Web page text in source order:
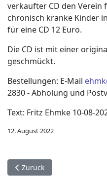
verkaufter CD den
chronisch kranke Kinder
für eine CD 12 Euro.
Die CD ist mit einer
geschmückt.
Bestellungen: E-Mail
2830 - Abholung und
Text: Fritz Ehmke 10-08-
12. August 2022
Vorheriger Beitrag:
Zurück